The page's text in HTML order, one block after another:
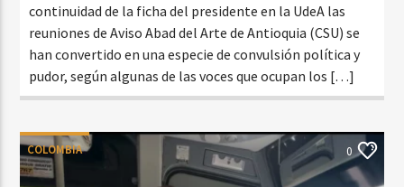
continuidad de la ficha del presidente en la UdeA las
reuniones de Aviso Abad del Arte de Antioquia (CSU) se
han convertido en una especie de convulsión política y
pudor, según algunas de las voces que ocupan los […]
COLOMBIA 0